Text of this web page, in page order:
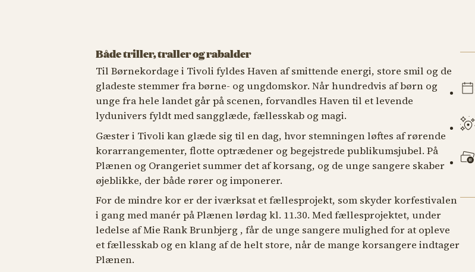
Både triller, traller og rabalder
Til Børnekordage i Tivoli fyldes Haven af smittende energi, store smil og de
gladeste stemmer fra børne- og ungdomskor. Når hundredvis af børn og
unge fra hele landet går på scenen, forvandles Haven til et levende
lydunivers fyldt med sangglæde, fællesskab og magi.
Gæster i Tivoli kan glæde sig til en dag, hvor stemningen løftes af rørende
korarrangementer, flotte optrædener og begejstrede publikumsjubel. På
Plænen og Orangeriet summer det af korsang, og de unge sangere skaber
øjeblikke, der både rører og imponerer.
For de mindre kor er der iværksat et fællesprojekt, som skyder korfestivalen
i gang med manér på Plænen lørdag kl. 11.30. Med fællesprojektet, under
ledelse af Mie Rank Brunbjerg , får de unge sangere mulighed for at opleve
et fællesskab og en klang af de helt store, når de mange korsangere indtager
Plænen.